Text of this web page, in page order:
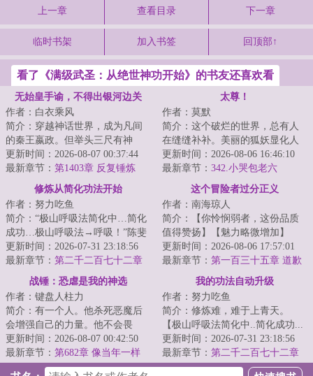
上一章 查看目录 下一章
临时书架 加入书签 回顶部↑
看了《满级武圣：从绝世神功开始》的书友还喜欢看
无始皇手谕，不得出银河边关
作者：白衣乘风
简介：穿越神话世界，成为凡间
的秦王嬴政。但举头三尺有神
明，普天之下岂为王土？好在遗
迹系统觉醒，只要...
更新时间：2026-08-07 00:37:44
最新章节： 第1403章 反复锤炼
太尊！
作者：莫默
简介：这个破烂的世界，总有人
在缝缝补补。美丽的狐妖显化人
身，毛茸茸的尾巴在身后摇曳生
姿，望着少年：...
更新时间：2026-08-06 16:46:10
最新章节： 342.小哭包老六
修炼从简化功法开始
作者：努力吃鱼
简介：“极山呼吸法简化中…简化
成功…极山呼吸法→呼吸！”陈斐
深吸了一口气。“极山呼吸法经验
值+。”...
更新时间：2026-07-31 23:18:56
最新章节： 第二千二百七十二章
至强者
这个冒险者过分正义
作者：南海琼人
简介：【你怜悯弱者，这份品质
值得赞扬】【魅力略微增加】
【你不惧强权，这份品质值得赞
扬】【筋力略微增...
更新时间：2026-08-06 17:57:01
最新章节： 第一百三十五章 道歉
战锤：恐虐是我的神选
作者：键盘人柱力
简介：有一个人。他杀死恶魔后
会增强自己的力量。他不会畏
惧，敢于挑战任何强敌。并且非
常强大，战斗风格...
更新时间：2026-08-07 00:42:50
最新章节： 第682章 像当年一样
我的功法自动升级
作者：努力吃鱼
简介：修炼难，难于上青天。
【极山呼吸法简化中..简化成功...
极山呼吸法→呼吸!】陈斐深吸了
一口气。【极...
更新时间：2026-07-31 23:18:56
最新章节： 第二千二百七十二章
至强者